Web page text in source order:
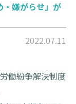
・嫌がらせ」が
2022.07.11
働紛争解決制度